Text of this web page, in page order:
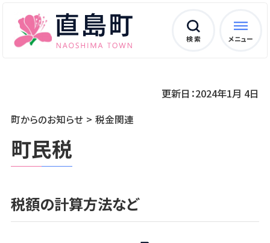
検 索 メニュー
町からのお知らせ 税金関連
更新日：2024年1月 4日
町民税
税額の計算方法など